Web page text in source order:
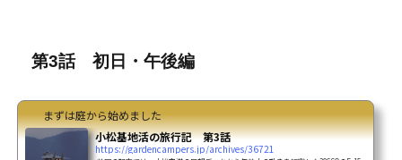
第3話 初日・午後編
まずは庭から始めました
小松基地活の旅行記 第3話
https://gardencampers.jp/archives/36721